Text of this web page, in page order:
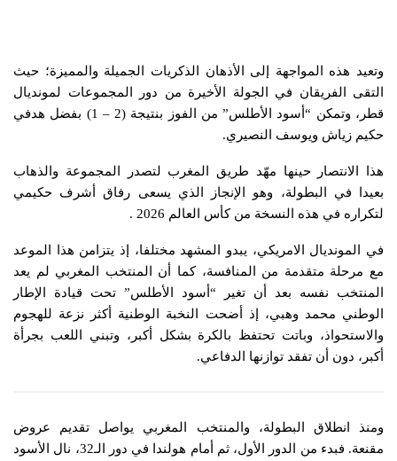
وتعيد هذه المواجهة إلى الأذهان الذكريات الجميلة والمميزة؛ حيث
التقى الفريقان في الجولة الأخيرة من دور المجموعات لمونديال
قطر، وتمكن “أسود الأطلس” من الفوز بنتيجة (2 – 1) بفضل هدفي
حكيم زياش ويوسف النصيري.
هذا الانتصار حينها مهّد طريق المغرب لتصدر المجموعة والذهاب
بعيدا في البطولة، وهو الإنجاز الذي يسعى رفاق أشرف حكيمي
لتكراره في هذه النسخة من كأس العالم 2026 .
​في المونديال الامريكي، يبدو المشهد مختلفا، إذ يتزامن هذا الموعد
مع مرحلة متقدمة من المنافسة، كما أن المنتخب المغربي لم يعد
المنتخب نفسه بعد أن تغير “أسود الأطلس” تحت قيادة الإطار
الوطني محمد وهبي، إذ أضحت النخبة الوطنية أكثر نزعة للهجوم
والاستحواذ، وباتت تحتفظ بالكرة بشكل أكبر، وتبني اللعب بجرأة
أكبر، دون أن تفقد توازنها الدفاعي.
ومنذ انطلاق البطولة، والمنتخب المغربي يواصل تقديم عروض
مقنعة. فبدء من الدور الأول، ثم أمام هولندا في دور الـ32، نال الأسود